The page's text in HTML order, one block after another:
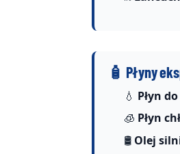
🧴 Płyny
💧 Płyn
🧊 Płyn
🛢️ Olej